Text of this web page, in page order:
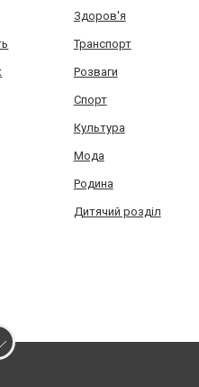
Здоров'я
Транспорт
Розваги
Спорт
Культура
Мода
Родина
Дитячий розділ